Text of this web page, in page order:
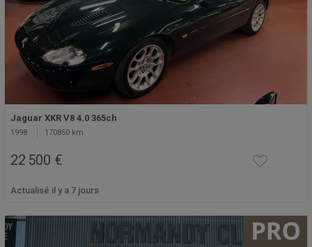
Jaguar XKR V8 4.0 365ch
1998 170850 km
22 500 €
Actualisé il y a 7 jours